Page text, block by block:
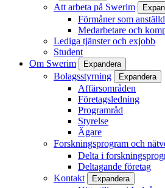
Att arbeta på Swerim
Förmåner som anställd
Medarbetare och
Lediga tjänster och exjobb
Student
Om Swerim
Expandera
Bolagsstyrning Expandera
Affärsområden
Företagsledning
Programråd
Styrelse
Ägare
Forskningsprogram och
Delta i
Deltagande företag
Kontakt
Expandera